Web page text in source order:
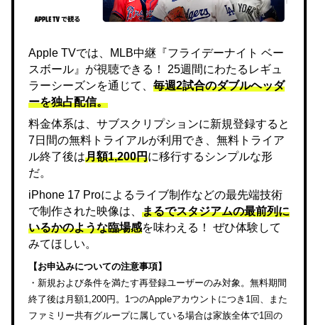
Apple TVでは、MLB中継『フライデーナイト ベー
スボール』が視聴できる！ 25週間にわたるレギュ
ラーシーズンを通じて、 毎週2試合のダブルヘッダ
ーを独占配信。
料金体系は、サブスクリプションに新規登録すると
7日間の無料トライアルが利用でき、無料トライア
ル終了後は月額1,200円に移行するシンプルな形
だ。
iPhone 17 Proによるライブ制作などの最先端技術
で制作された映像は、 まるでスタジアムの最前列に
いるかのような臨場感を味わえる！ ぜひ体験して
みてほしい。
【お申込みについての注意事項】
・新規および条件を満たす再登録ユーザーのみ対象。無料期間
終了後は月額1,200円。1つのAppleアカウントにつき1回、また
ファミリー共有グループに属している場合は家族全体で1回の